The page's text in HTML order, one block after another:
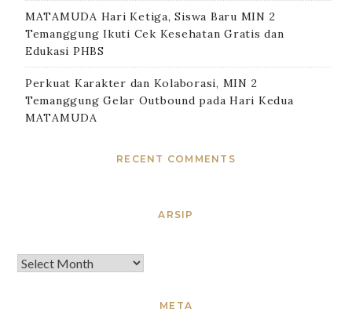
MATAMUDA Hari Ketiga, Siswa Baru MIN 2
Temanggung Ikuti Cek Kesehatan Gratis dan
Edukasi PHBS
Perkuat Karakter dan Kolaborasi, MIN 2
Temanggung Gelar Outbound pada Hari Kedua
MATAMUDA
RECENT COMMENTS
ARSIP
META